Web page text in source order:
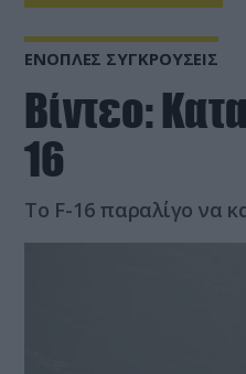
ΕΝΟΠΛΕΣ ΣΥΓΚΡΟΥΣΕΙΣ
Βίντεο:
16
To F-16 παραλίγο να